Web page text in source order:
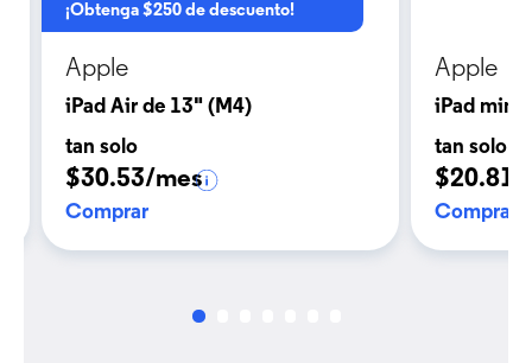
¡Obtenga $250 de descuento!
Apple
iPad Air de 13" (M4)
tan solo
$30.53/mes
Comprar
Apple
iPad mini
tan solo
$20.81/
Comprar